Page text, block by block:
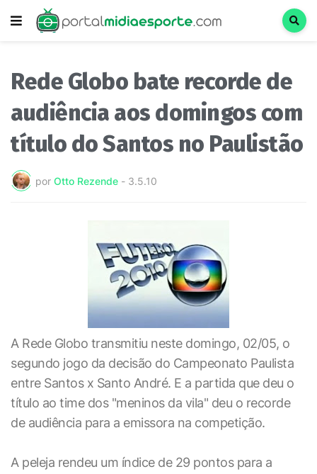
Rede Globo bate recorde de
audiência aos domingos com
título do Santos no Paulistão
por Otto Rezende - 3.5.10
A Rede Globo transmitiu neste domingo, 02/05, o
segundo jogo da decisão do Campeonato Paulista
entre Santos x Santo André. E a partida que deu o
título ao time dos "meninos da vila" deu o recorde
de audiência para a emissora na competição.
A peleja rendeu um índice de 29 pontos para a